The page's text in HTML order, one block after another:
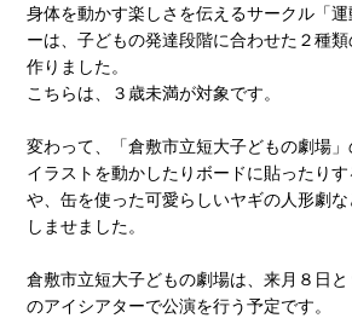
身体を動かす楽しさを伝えるサークル「
ーは、子どもの発達段階に合わせた２種
作りました。
こちらは、３歳未満が対象です。
変わって、「倉敷市立短大子どもの劇場」
イラストを動かしたりボードに貼ったり
や、缶を使った可愛らしいヤギの人形劇
しませました。
倉敷市立短大子どもの劇場は、来月８日
のアイシアターで公演を行う予定です。